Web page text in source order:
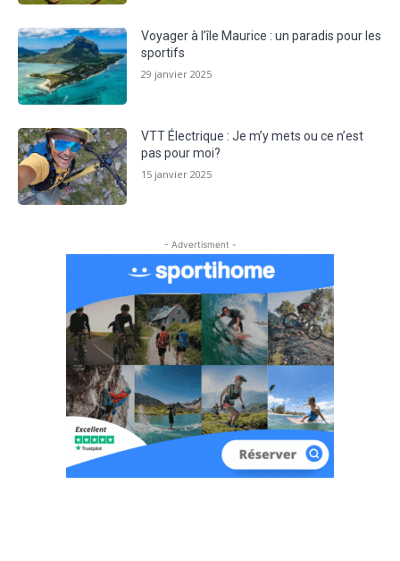
Voyager à l’île Maurice : un paradis pour les
sportifs
29 janvier 2025
VTT Électrique : Je m’y mets ou ce n’est
pas pour moi?
15 janvier 2025
- Advertisment -